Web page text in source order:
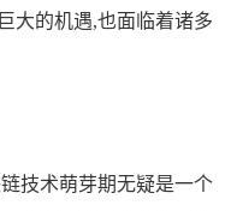
大的机遇,也面临着诸多
技术萌芽期无疑是一个